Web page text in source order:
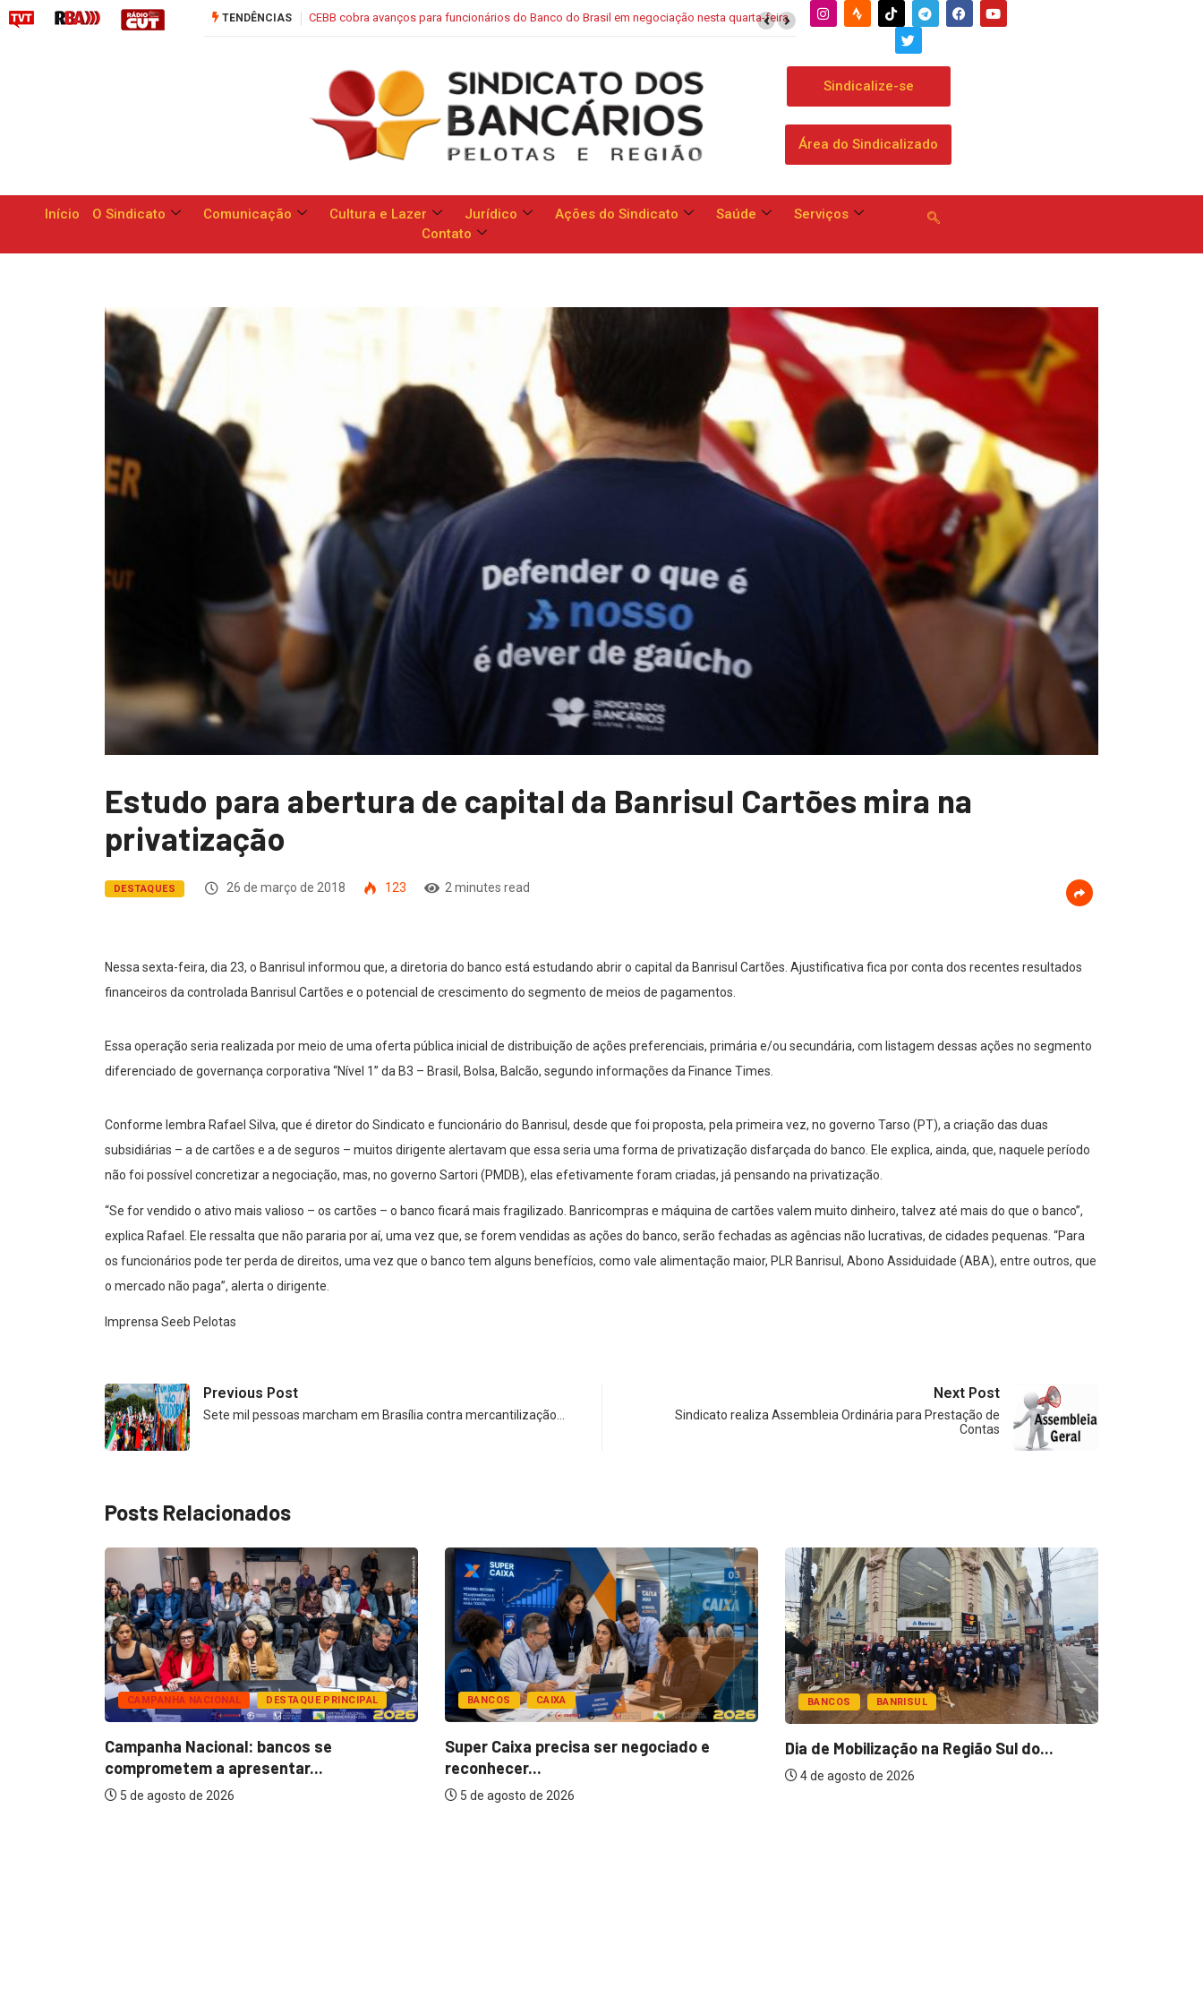
TENDÊNCIAS
cobra avanços para funcionários do Banco do Brasil em negociação nesta quarta-feira
Campanha Nacional: bancos se comprometem a apresentar proposta geral às
Sindicalize-se
Área do Sindicalizado
Início O Sindicato Comunicação Cultura e Lazer Jurídico Ações do Sindicato Saúde
Serviços
Contato
Estudo para abertura de capital da Banrisul Cartões mira na
privatização
DESTAQUES 26 de março de 2018 123 2 minutes read
Nessa sexta-feira, dia 23, o Banrisul informou que, a diretoria do banco está estudando abrir o capital da Banrisul Cartões. Ajustificativa fica por conta dos recentes resultados
financeiros da controlada Banrisul Cartões e o potencial de crescimento do segmento de meios de pagamentos.
Essa operação seria realizada por meio de uma oferta pública inicial de distribuição de ações preferenciais, primária e/ou secundária, com listagem dessas ações no segmento
diferenciado de governança corporativa “Nível 1” da B3 – Brasil, Bolsa, Balcão, segundo informações da Finance Times.
Conforme lembra Rafael Silva, que é diretor do Sindicato e funcionário do Banrisul, desde que foi proposta, pela primeira vez, no governo Tarso (PT), a criação das duas
subsidiárias – a de cartões e a de seguros – muitos dirigente alertavam que essa seria uma forma de privatização disfarçada do banco. Ele explica, ainda, que, naquele período
não foi possível concretizar a negociação, mas, no governo Sartori (PMDB), elas efetivamente foram criadas, já pensando na privatização.
“Se for vendido o ativo mais valioso – os cartões – o banco ficará mais fragilizado. Banricompras e máquina de cartões valem muito dinheiro, talvez até mais do que o banco”,
explica Rafael. Ele ressalta que não pararia por aí, uma vez que, se forem vendidas as ações do banco, serão fechadas as agências não lucrativas, de cidades pequenas. “Para
os funcionários pode ter perda de direitos, uma vez que o banco tem alguns benefícios, como vale alimentação maior, PLR Banrisul, Abono Assiduidade (ABA), entre outros, que
o mercado não paga”, alerta o dirigente.
Imprensa Seeb Pelotas
Previous Post
Sete mil pessoas marcham em Brasília contra mercantilização…
Next Post
Sindicato realiza Assembleia Ordinária para Prestação de
Contas
Posts Relacionados
CAMPANHA NACIONAL DESTAQUE PRINCIPAL
Campanha Nacional: bancos se
comprometem a apresentar...
5 de agosto de 2026
BANCOS CAIXA
Super Caixa precisa ser negociado e
reconhecer...
5 de agosto de 2026
BANCOS BANRISUL
Dia de Mobilização na Região Sul do...
4 de agosto de 2026